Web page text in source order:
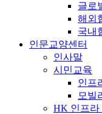
글로
해외
국내
인문교양센터
인사말
시민교육
인프
모빌
HK 인프라